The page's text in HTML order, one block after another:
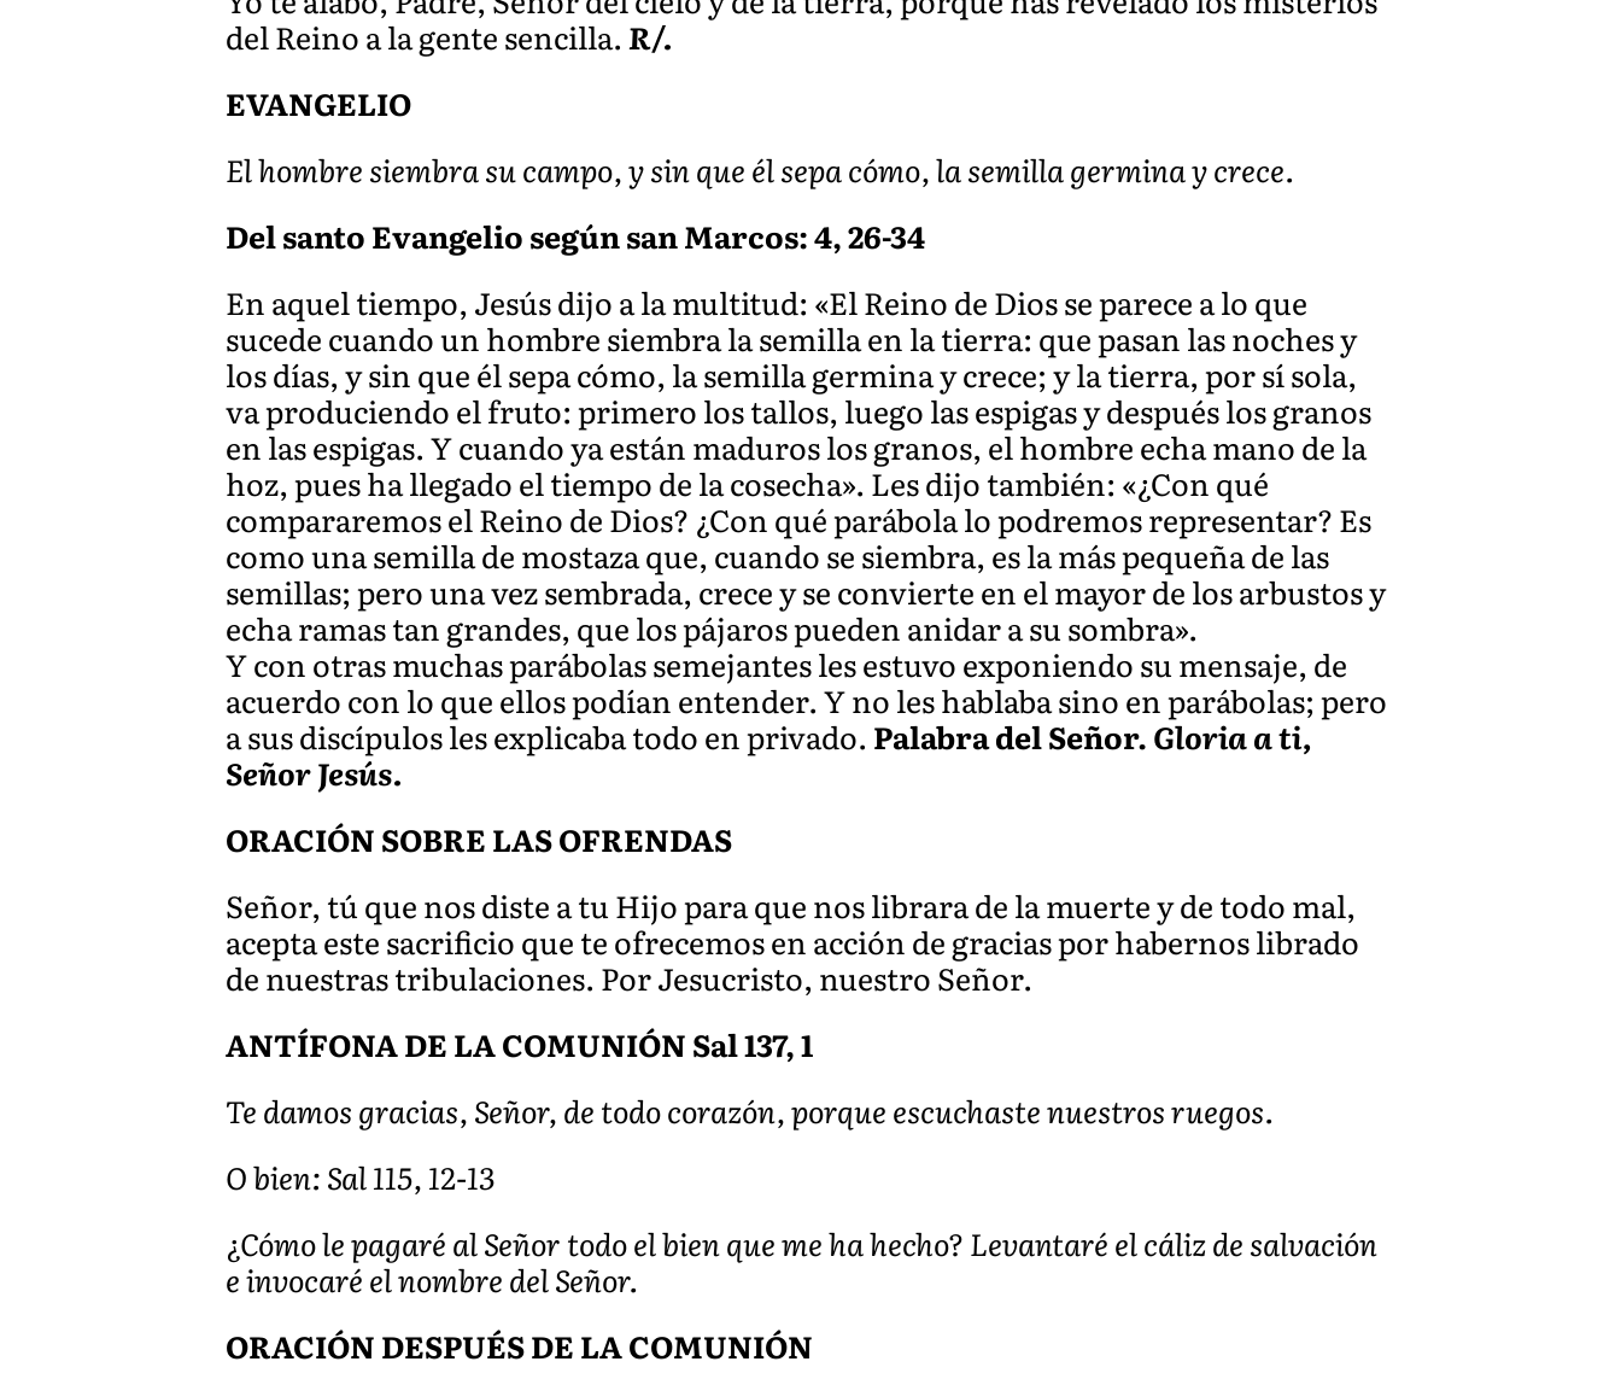
del Reino a la gente sencilla.R/.
EVANGELIO
El hombre siembra su campo, y sin que él sepa cómo, la semilla germina y crece.
Del santo Evangelio según san Marcos: 4, 26-34
En aquel tiempo, Jesús dijo a la multitud: «El Reino de Dios se parece a lo que
sucede cuando un hombre siembra la semilla en la tierra: que pasan las noches y
los días, y sin que él sepa cómo, la semilla germina y crece; y la tierra, por sí sola,
va produciendo el fruto: primero los tallos, luego las espigas y después los granos
en las espigas. Y cuando ya están maduros los granos, el hombre echa mano de la
hoz, pues ha llegado el tiempo de la cosecha». Les dijo también: «¿Con qué
compararemos el Reino de Dios? ¿Con qué parábola lo podremos representar? Es
como una semilla de mostaza que, cuando se siembra, es la más pequeña de las
semillas; pero una vez sembrada, crece y se convierte en el mayor de los arbustos y
echa ramas tan grandes, que los pájaros pueden anidar a su sombra».
Y con otras muchas parábolas semejantes les estuvo exponiendo su mensaje, de
acuerdo con lo que ellos podían entender. Y no les hablaba sino en parábolas; pero
a sus discípulos les explicaba todo en privado. Palabra del Señor.Gloria a ti,
Señor Jesús.
ORACIÓN SOBRE LAS OFRENDAS
Señor, tú que nos diste a tu Hijo para que nos librara de la muerte y de todo mal,
acepta este sacrificio que te ofrecemos en acción de gracias por habernos librado
de nuestras tribulaciones. Por Jesucristo, nuestro Señor.
ANTÍFONA DE LA COMUNIÓN Sal 137, 1
Te damos gracias, Señor, de todo corazón, porque escuchaste nuestros ruegos.
O bien: Sal 115, 12-13
¿Cómo le pagaré al Señor todo el bien que me ha hecho? Levantaré el cáliz de salvación
e invocaré el nombre del Señor.
ORACIÓN DESPUÉS DE LA COMUNIÓN